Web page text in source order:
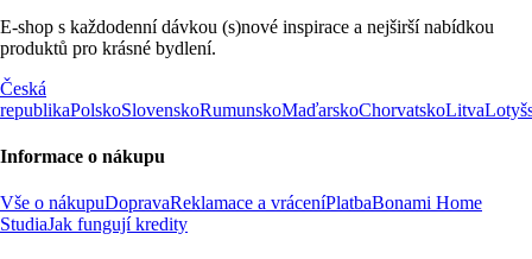
E-shop s každodenní dávkou (s)nové inspirace a nejširší nabídkou
produktů pro krásné bydlení.
Česká
republikaPolskoSlovenskoRumunskoMaďarskoChorvatskoLitva
Informace o nákupu
Vše o nákupuDopravaReklamace a vráceníPlatbaBonami Home
StudiaJak fungují kredity